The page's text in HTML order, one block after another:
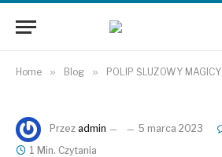
Home » Blog » POLIP ŚLUZOWY MAGICY
Przez admin 5 marca 2023
1 Min. Czytania